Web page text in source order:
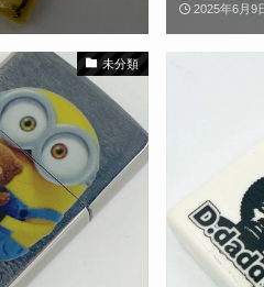
2025年6月9
未分類